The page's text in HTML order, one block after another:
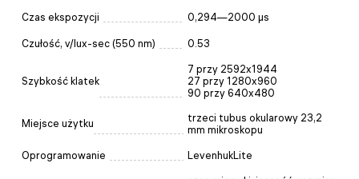
Czas ekspozycji 0,294—2000 μs
Czułość, v/lux-sec (550 nm) 0.53
Szybkość klatek
7 przy 2592x1944
27 przy 1280x960
90 przy 640x480
Miejsce użytku
trzeci tubus okularowy 23,2
mm mikroskopu
Oprogramowanie LevenhukLite